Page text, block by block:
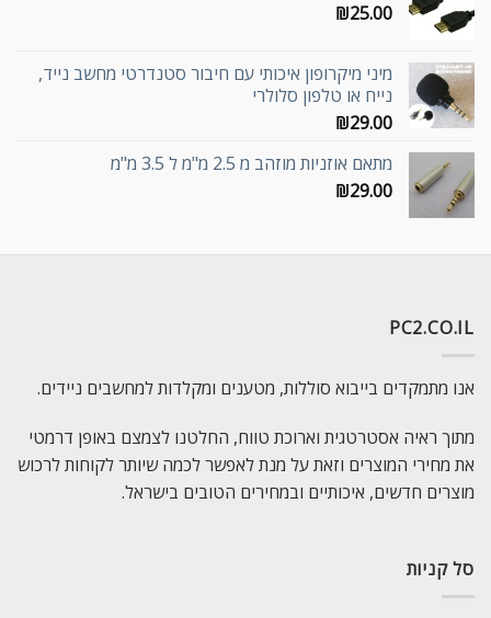
₪25.00
מיני מיקרופון איכותי עם חיבור סטנדרטי מחשב נייד,
נייח או טלפון סלולרי
₪29.00
מתאם אוזניות מוזהב מ 2.5 מ"מ ל 3.5 מ"מ
₪29.00
PC2.CO.IL
אנו מתמקדים בייבוא סוללות, מטענים ומקלדות למחשבים ניידים.
מתוך ראיה אסטרטגית וארוכת טווח, החלטנו לצמצם באופן דרמטי
את מחירי המוצרים וזאת על מנת לאפשר לכמה שיותר לקוחות לרכוש
מוצרים חדשים, איכותיים ובמחירים הטובים בישראל.
סל קניות